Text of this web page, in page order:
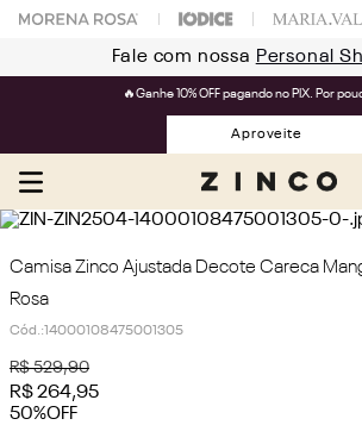
Fale com nossa Personal
🔥Ganhe 10% OFF pagando no PIX. Por
Aproveite
Camisa Zinco Ajustada Decote Careca
Rosa
Cód.:14000108475001305
R$ 529,90
R$264,95
50%OFF